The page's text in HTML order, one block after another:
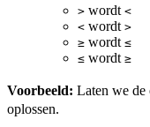
> wordt <
< wordt >
≥ wordt ≤
≤ wordt ≥
Voorbeeld: Laten we
oplossen.